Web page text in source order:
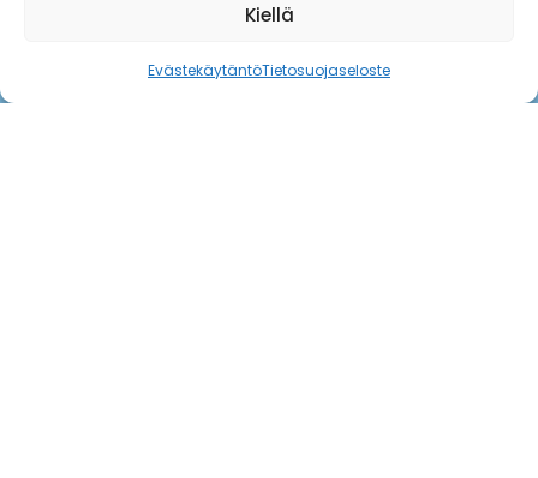
Kiellä
EvästekäytäntöTietosuojaseloste